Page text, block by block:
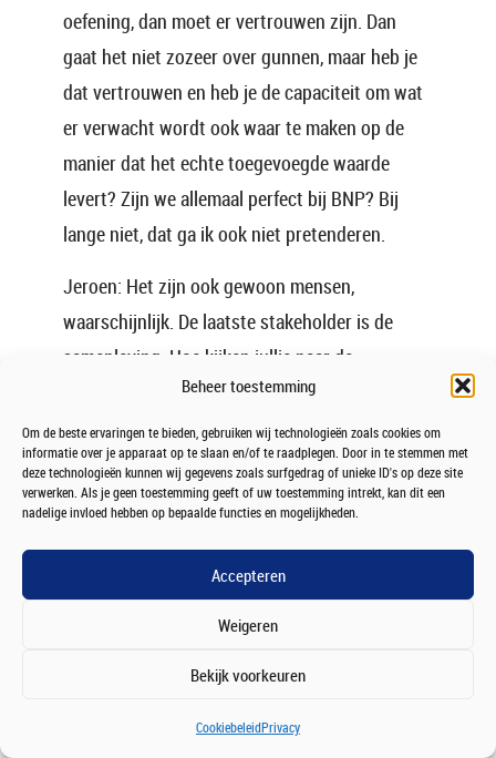
Beheer toestemming
Om de beste ervaringen te bieden, gebruiken wij technologieën zoals cookies om
informatie over je apparaat op te slaan en/of te raadplegen. Door in te stemmen met
deze technologieën kunnen wij gegevens zoals surfgedrag of unieke ID's op deze site
verwerken. Als je geen toestemming geeft of uw toestemming intrekt, kan dit een
nadelige invloed hebben op bepaalde functies en mogelijkheden.
Accepteren
Weigeren
Bekijk voorkeuren
CookiebeleidPrivacy
oefening, dan moet er vertrouwen zijn. Dan
gaat het niet zozeer over gunnen, maar heb je
dat vertrouwen en heb je de capaciteit om wat
er verwacht wordt ook waar te maken op de
manier dat het echte toegevoegde waarde
levert? Zijn we allemaal perfect bij BNP? Bij
lange niet, dat ga ik ook niet pretenderen.
Jeroen: Het zijn ook gewoon mensen,
waarschijnlijk. De laatste stakeholder is de
samenleving. Hoe kijken jullie naar de
stakeholder samenleving?
Geert: Die is heel belangrijk, we hebben een
strategie, GTS. Dus Growth, Technology en
Sustainability. Sustainability is heel duidelijk
naar de samenleving toe. We zijn een groene
bank, dat houden wij heel hoog in het vaandel.
Wij proberen door al onze businesses en omdat
hele sustainability verhaal in alle gelaagden van
de bank binnen te brengen. We zijn ons ook